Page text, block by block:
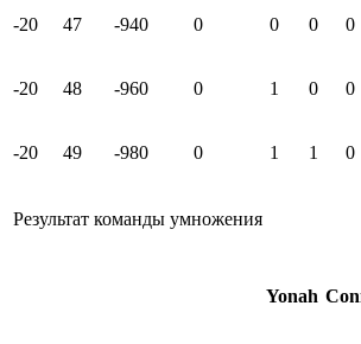
-20 47 -940 0 0 0 0
-20 48 -960 0 1 0 0
-20 49 -980 0 1 1 0
Результат команды умножения
Yonah